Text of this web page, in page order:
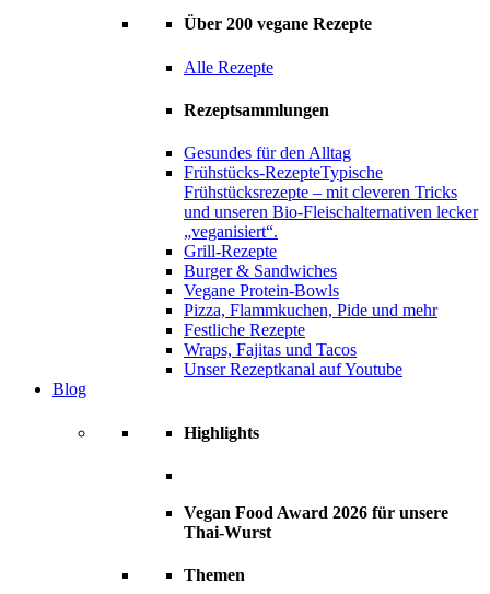
Über 200 vegane Rezepte
Alle Rezepte
Rezeptsammlungen
Gesundes für den Alltag
Frühstücks-RezepteTypische
Frühstücksrezepte – mit cleveren Tricks
und unseren Bio-Fleischalternativen lecker
„veganisiert“.
Grill-Rezepte
Burger & Sandwiches
Vegane Protein-Bowls
Pizza, Flammkuchen, Pide und mehr
Festliche Rezepte
Wraps, Fajitas und Tacos
Unser Rezeptkanal auf Youtube
Blog
Highlights
Vegan Food Award 2026 für unsere
Thai-Wurst
Themen